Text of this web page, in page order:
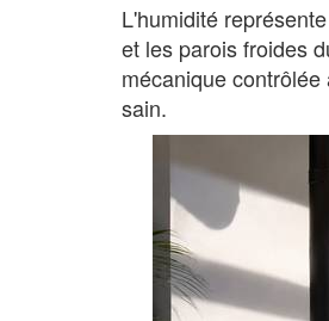
L'humidité
et les parois froides
mécanique
sain.